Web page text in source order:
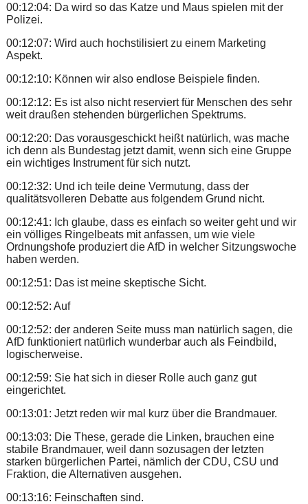
00:12:04: Da wird so das Katze und Maus spielen mit der
Polizei.
00:12:07: Wird auch hochstilisiert zu einem Marketing
Aspekt.
00:12:10: Können wir also endlose Beispiele finden.
00:12:12: Es ist also nicht reserviert für Menschen des sehr
weit draußen stehenden bürgerlichen Spektrums.
00:12:20: Das vorausgeschickt heißt natürlich, was mache
ich denn als Bundestag jetzt damit, wenn sich eine Gruppe
ein wichtiges Instrument für sich nutzt.
00:12:32: Und ich teile deine Vermutung, dass der
qualitätsvolleren Debatte aus folgendem Grund nicht.
00:12:41: Ich glaube, dass es einfach so weiter geht und wir
ein völliges Ringelbeats mit anfassen, um wie viele
Ordnungshofe produziert die AfD in welcher Sitzungswoche
haben werden.
00:12:51: Das ist meine skeptische Sicht.
00:12:52: Auf
00:12:52: der anderen Seite muss man natürlich sagen, die
AfD funktioniert natürlich wunderbar auch als Feindbild,
logischerweise.
00:12:59: Sie hat sich in dieser Rolle auch ganz gut
eingerichtet.
00:13:01: Jetzt reden wir mal kurz über die Brandmauer.
00:13:03: Die These, gerade die Linken, brauchen eine
stabile Brandmauer, weil dann sozusagen der letzten
starken bürgerlichen Partei, nämlich der CDU, CSU und
Fraktion, die Alternativen ausgehen.
00:13:16: Feinschaften sind.